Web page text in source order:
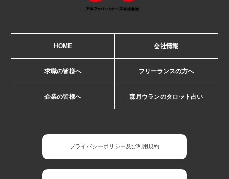
HOME 会社情報
求職の皆様へ フリーランスの方へ
企業の皆様へ 森月ウランのタロット占い
プライバシーポリシー及び利用規約